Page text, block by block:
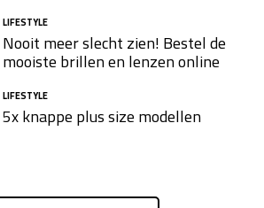
LIFESTYLE
Nooit meer slecht zien! Bestel de
mooiste brillen en lenzen online
LIFESTYLE
5x knappe plus size modellen​